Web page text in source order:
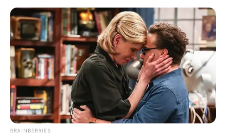
MENU
WIDGETS
BRAINBERRIES